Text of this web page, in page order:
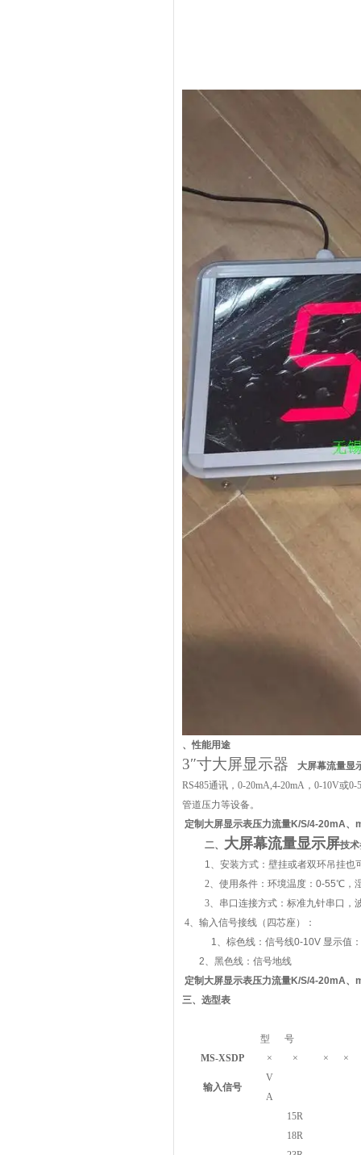
、性能用途
3″寸大屏显示器
大屏幕流量显
RS485通讯， 0-20mA,4-20mA ， 0-10V或0-
管道压力等设备。
定制大屏显示表压力流量K/S/4-20mA、
二、 大屏幕流量显示屏技
1、安装方式 ： 壁挂或者双环吊挂也
2、使用条件：环境温度： 0-55℃ ，
3、串口连接方式：标准九针串口，
4、输入信号接线（四芯座）：
1、棕色线：信号线0-10V 显示值：
2、黑色线：信号地线
定制大屏显示表压力流量K/S/4-20mA、
三、 选型表
型
号
MS-XSDP
× × × ×
输入信号
V
A
15R
18R